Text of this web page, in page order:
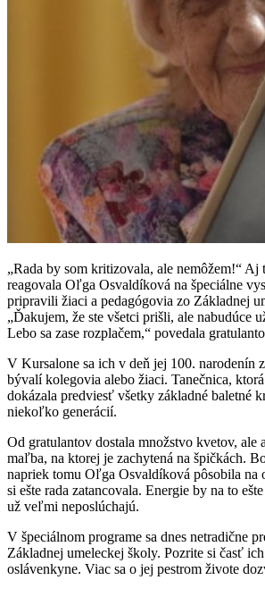
„Rada by som kritizovala, ale nemôžem!“ Aj
reagovala Oľga Osvaldíková na špeciálne
pripravili žiaci a pedagógovia zo Základnej
„Ďakujem, že ste všetci prišli, ale nabudúce
Lebo sa zase rozplačem,“ povedala
V Kursalone sa ich v deň jej 100. narodenín
bývalí kolegovia alebo žiaci. Tanečnica,
dokázala predviesť všetky základné baletné
niekoľko generácií.
Od gratulantov dostala množstvo kvetov, ale
maľba, na ktorej je zachytená na špičkách.
napriek tomu Oľga Osvaldíková pôsobila na
si ešte rada zatancovala. Energie by na to
už veľmi neposlúchajú.
V špeciálnom programe sa dnes netradične
Základnej umeleckej školy. Pozrite si časť
oslávenkyne. Viac sa o jej pestrom živote